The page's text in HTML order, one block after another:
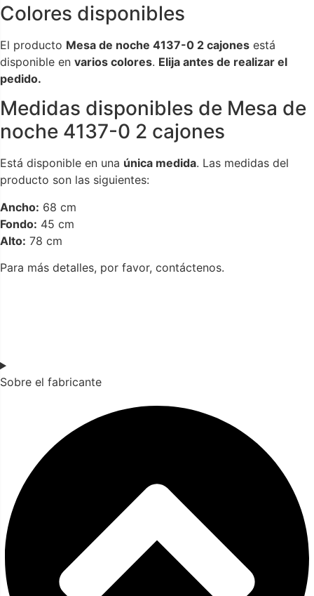
Colores disponibles
El producto Mesa de noche 4137-0 2 cajones está
disponible en varios colores. Elija antes de realizar el
pedido.
Medidas disponibles de Mesa de
noche 4137-0 2 cajones
Está disponible en una única medida. Las medidas del
producto son las siguientes:
Ancho: 68 cm
Fondo: 45 cm
Alto: 78 cm
Para más detalles, por favor, contáctenos.
Sobre el fabricante